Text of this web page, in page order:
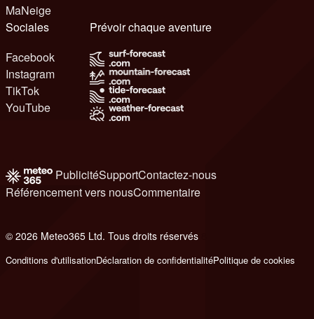
MaNeige
Sociales
Facebook
Instagram
TikTok
YouTube
Prévoir chaque aventure
PublicitéSupportContactez-nous
Référencement vers nousCommentaire
© 2026 Meteo365 Ltd. Tous droits réservés
Conditions d'utilisationDéclaration de confidentialitéPolitique de cookies